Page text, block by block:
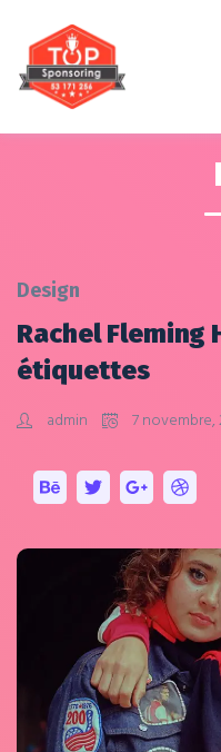
Design
Rachel Fleming
étiquettes
admin 7 novembre,